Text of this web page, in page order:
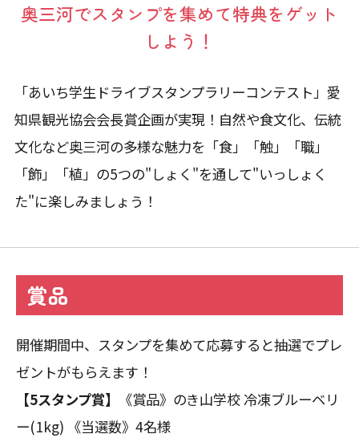
奥三河でスタンプを集めて特典をゲット
しよう！
「あいち学生ドライブスタンプラリーコンテスト」愛
知県観光協会会長賞企画が実現！自然や食文化、伝統
文化など奥三河の多様な魅力を「食」「触」「職」
「飾」「植」の5つの"しょく"を通して"いっしょく
た"に楽しみましょう！
賞品
開催期間中、スタンプを集めて応募すると抽選でプレ
ゼントがもらえます！
【5スタンプ賞】
《賞品》のき山学校 冷凍ブルーベリ
ー(1kg) 《当選数》4名様